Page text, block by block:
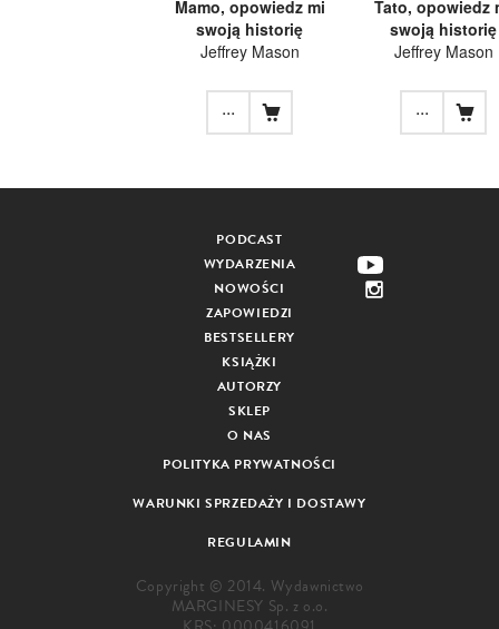
Mamo, opowiedz mi
swoją historię
Jeffrey Mason
...
Tato, opowiedz
swoją historię
Jeffrey Mason
...
PODCAST
WYDARZENIA
NOWOŚCI
ZAPOWIEDZI
BESTSELLERY
KSIĄŻKI
AUTORZY
SKLEP
O NAS
POLITYKA PRYWATNOŚCI
WARUNKI SPRZEDAŻY I DOSTAWY
REGULAMIN
Copyright © 2014. Wydawnictwo
MARGINESY Sp. z o.o.